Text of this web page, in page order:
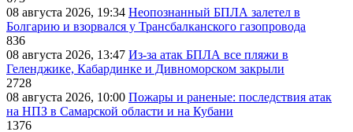
08 августа 2026, 19:34 Неопознанный БПЛА залетел в
Болгарию и взорвался у Трансбалканского газопровода
836
08 августа 2026, 13:47 Из-за атак БПЛА все пляжи в
Геленджике, Кабардинке и Дивноморском закрыли
2728
08 августа 2026, 10:00 Пожары и раненые: последствия атак
на НПЗ в Самарской области и на Кубани
1376